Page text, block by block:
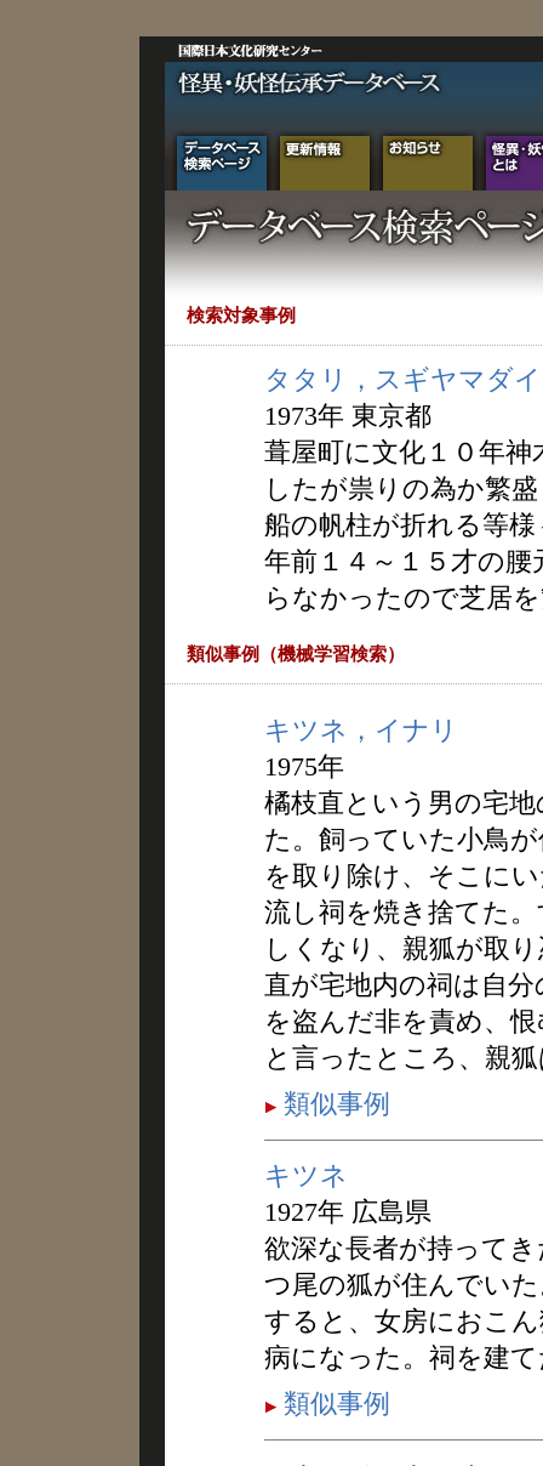
検索対象事例
タタリ，スギヤマダ
1973年 東京都
葺屋町に文化１０年
したが祟りの為か繁
船の帆柱が折れる等
年前１４～１５才の
らなかったので芝居
類似事例（機械学習検索）
キツネ，イナリ
1975年
橘枝直という男の宅
た。飼っていた小鳥
を取り除け、そこに
流し祠を焼き捨てた
しくなり、親狐が取
直が宅地内の祠は自
を盗んだ非を責め、
と言ったところ、親
類似事例
キツネ
1927年 広島県
欲深な長者が持って
つ尾の狐が住んでい
すると、女房におこ
病になった。祠を建
類似事例